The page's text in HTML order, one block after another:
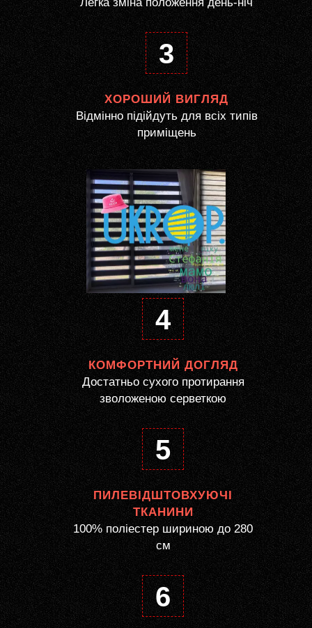
3
ХОРОШИЙ ВИГЛЯД
Відмінно підійдуть для всіх типів
приміщень
4
КОМФОРТНИЙ ДОГЛЯД
Достатньо сухого протирання
зволоженою серветкою
5
ПИЛЕВІДШТОВХУЮЧІ
ТКАНИНИ
100% поліестер шириною до 280
см
6